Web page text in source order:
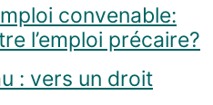
convenable:
l’emploi précaire?
: vers un droit